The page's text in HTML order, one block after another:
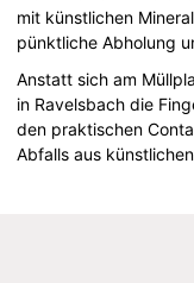
mit künstlichen
pünktliche Abholung
Anstatt sich am
in Ravelsbach die
den praktischen
Abfalls aus